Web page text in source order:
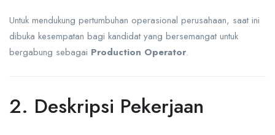
Untuk mendukung pertumbuhan operasional perusahaan, saat ini
dibuka kesempatan bagi kandidat yang bersemangat untuk
bergabung sebagai Production Operator.
2. Deskripsi Pekerjaan